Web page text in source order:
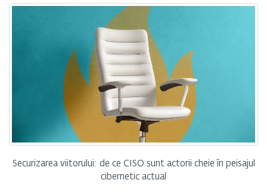
Securizarea viitorului: de ce CISO sunt actorii cheie în peisajul
cibernetic actual